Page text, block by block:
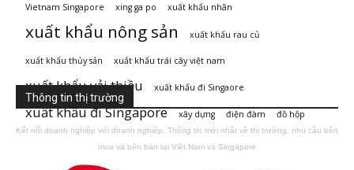
Vietnam Singapore xing ga po xuất khẩu nhãn
xuất khẩu nông sản xuất khẩu rau củ
xuất khẩu thủy sản xuất khẩu trái cây việt nam
xuất khẩu vải thiều xuất khẩu đi Singaore
xuất khẩu đi Singapore xây dựng điện đàm đồ hộp
Thông tin thị trường
Kết nối doanh nghiệp với doanh nghiệp. Thông tin mới nhất về thị trường, nhu cầu bên
mua và bên bán tại Việt Nam và Singapore